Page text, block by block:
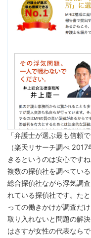
「弁護士が選ぶ最も信頼
（楽天リサーチ調べ
きるというのは安心ですね
複数の探偵社を調べてい
総合探偵社ながら浮気調
れている探偵社です。た
っての働きかけが調査だ
取り入れないと問題の解
はさすが女性の代表なら